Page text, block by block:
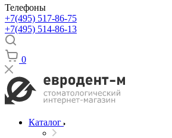
Телефоны
+7(495) 517-86-75
+7(495) 514-86-13
0
Каталог